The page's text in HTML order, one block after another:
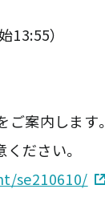
13:55）
ご案内します。
ださい。
se210610/